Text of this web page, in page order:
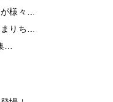
様々…
りち…
…